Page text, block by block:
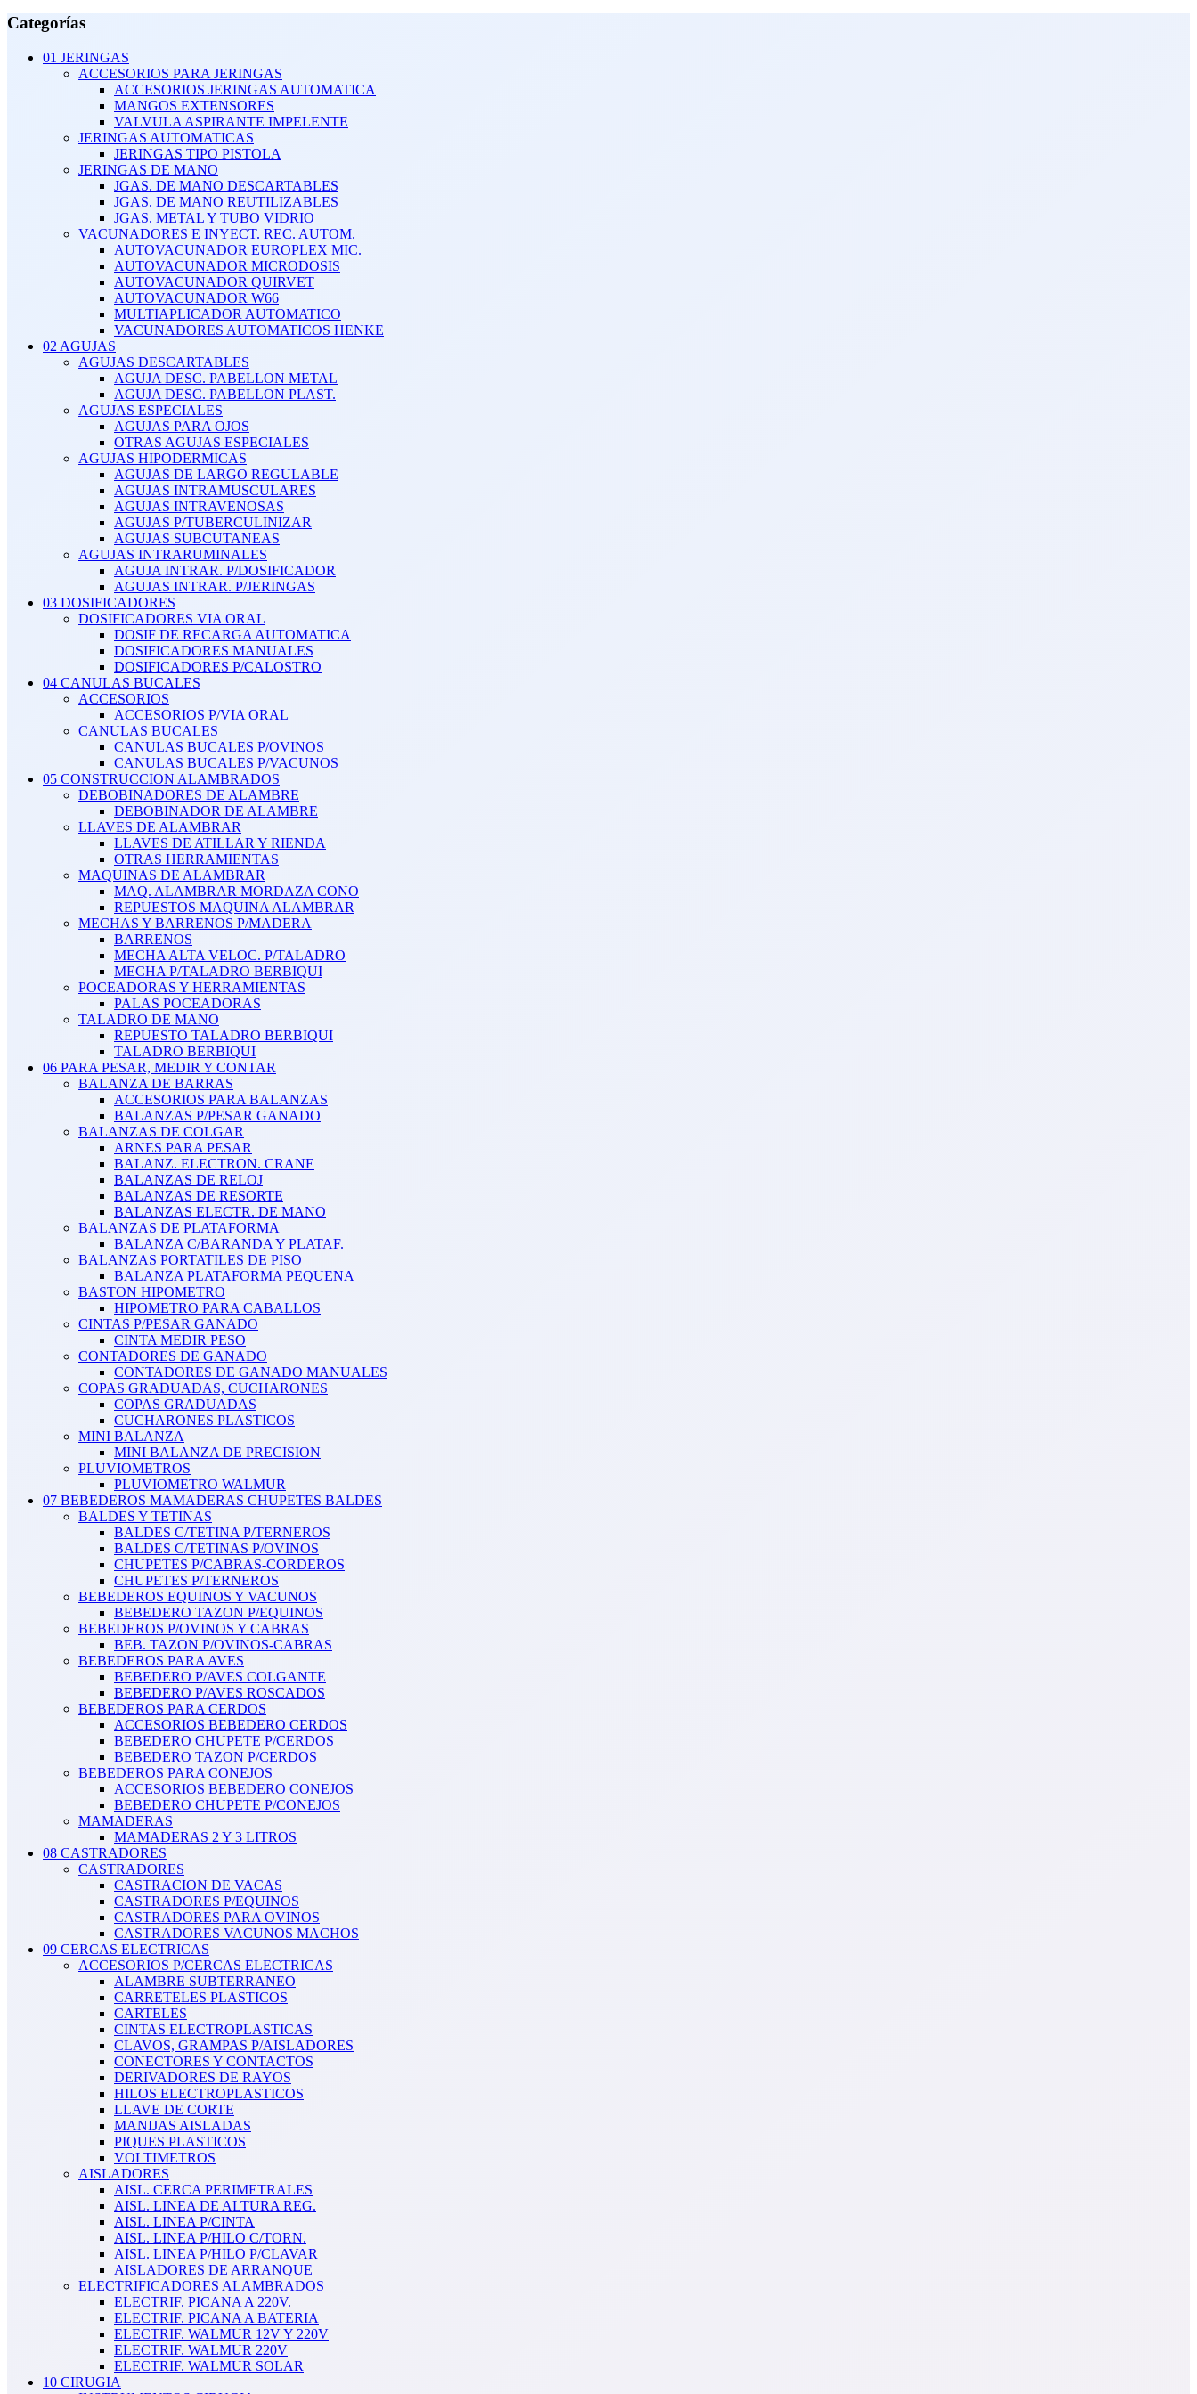
Categorías
01 JERINGAS
ACCESORIOS PARA JERINGAS
ACCESORIOS JERINGAS AUTOMATICA
MANGOS EXTENSORES
VALVULA ASPIRANTE IMPELENTE
JERINGAS AUTOMATICAS
JERINGAS TIPO PISTOLA
JERINGAS DE MANO
JGAS. DE MANO DESCARTABLES
JGAS. DE MANO REUTILIZABLES
JGAS. METAL Y TUBO VIDRIO
VACUNADORES E INYECT. REC. AUTOM.
AUTOVACUNADOR EUROPLEX MIC.
AUTOVACUNADOR MICRODOSIS
AUTOVACUNADOR QUIRVET
AUTOVACUNADOR W66
MULTIAPLICADOR AUTOMATICO
VACUNADORES AUTOMATICOS HENKE
02 AGUJAS
AGUJAS DESCARTABLES
AGUJA DESC. PABELLON METAL
AGUJA DESC. PABELLON PLAST.
AGUJAS ESPECIALES
AGUJAS PARA OJOS
OTRAS AGUJAS ESPECIALES
AGUJAS HIPODERMICAS
AGUJAS DE LARGO REGULABLE
AGUJAS INTRAMUSCULARES
AGUJAS INTRAVENOSAS
AGUJAS P/TUBERCULINIZAR
AGUJAS SUBCUTANEAS
AGUJAS INTRARUMINALES
AGUJA INTRAR. P/DOSIFICADOR
AGUJAS INTRAR. P/JERINGAS
03 DOSIFICADORES
DOSIFICADORES VIA ORAL
DOSIF DE RECARGA AUTOMATICA
DOSIFICADORES MANUALES
DOSIFICADORES P/CALOSTRO
04 CANULAS BUCALES
ACCESORIOS
ACCESORIOS P/VIA ORAL
CANULAS BUCALES
CANULAS BUCALES P/OVINOS
CANULAS BUCALES P/VACUNOS
05 CONSTRUCCION ALAMBRADOS
DEBOBINADORES DE ALAMBRE
DEBOBINADOR DE ALAMBRE
LLAVES DE ALAMBRAR
LLAVES DE ATILLAR Y RIENDA
OTRAS HERRAMIENTAS
MAQUINAS DE ALAMBRAR
MAQ. ALAMBRAR MORDAZA CONO
REPUESTOS MAQUINA ALAMBRAR
MECHAS Y BARRENOS P/MADERA
BARRENOS
MECHA ALTA VELOC. P/TALADRO
MECHA P/TALADRO BERBIQUI
POCEADORAS Y HERRAMIENTAS
PALAS POCEADORAS
TALADRO DE MANO
REPUESTO TALADRO BERBIQUI
TALADRO BERBIQUI
06 PARA PESAR, MEDIR Y CONTAR
BALANZA DE BARRAS
ACCESORIOS PARA BALANZAS
BALANZAS P/PESAR GANADO
BALANZAS DE COLGAR
ARNES PARA PESAR
BALANZ. ELECTRON. CRANE
BALANZAS DE RELOJ
BALANZAS DE RESORTE
BALANZAS ELECTR. DE MANO
BALANZAS DE PLATAFORMA
BALANZA C/BARANDA Y PLATAF.
BALANZAS PORTATILES DE PISO
BALANZA PLATAFORMA PEQUENA
BASTON HIPOMETRO
HIPOMETRO PARA CABALLOS
CINTAS P/PESAR GANADO
CINTA MEDIR PESO
CONTADORES DE GANADO
CONTADORES DE GANADO MANUALES
COPAS GRADUADAS, CUCHARONES
COPAS GRADUADAS
CUCHARONES PLASTICOS
MINI BALANZA
MINI BALANZA DE PRECISION
PLUVIOMETROS
PLUVIOMETRO WALMUR
07 BEBEDEROS MAMADERAS CHUPETES BALDES
BALDES Y TETINAS
BALDES C/TETINA P/TERNEROS
BALDES C/TETINAS P/OVINOS
CHUPETES P/CABRAS-CORDEROS
CHUPETES P/TERNEROS
BEBEDEROS EQUINOS Y VACUNOS
BEBEDERO TAZON P/EQUINOS
BEBEDEROS P/OVINOS Y CABRAS
BEB. TAZON P/OVINOS-CABRAS
BEBEDEROS PARA AVES
BEBEDERO P/AVES COLGANTE
BEBEDERO P/AVES ROSCADOS
BEBEDEROS PARA CERDOS
ACCESORIOS BEBEDERO CERDOS
BEBEDERO CHUPETE P/CERDOS
BEBEDERO TAZON P/CERDOS
BEBEDEROS PARA CONEJOS
ACCESORIOS BEBEDERO CONEJOS
BEBEDERO CHUPETE P/CONEJOS
MAMADERAS
MAMADERAS 2 Y 3 LITROS
08 CASTRADORES
CASTRADORES
CASTRACION DE VACAS
CASTRADORES P/EQUINOS
CASTRADORES PARA OVINOS
CASTRADORES VACUNOS MACHOS
09 CERCAS ELECTRICAS
ACCESORIOS P/CERCAS ELECTRICAS
ALAMBRE SUBTERRANEO
CARRETELES PLASTICOS
CARTELES
CINTAS ELECTROPLASTICAS
CLAVOS, GRAMPAS P/AISLADORES
CONECTORES Y CONTACTOS
DERIVADORES DE RAYOS
HILOS ELECTROPLASTICOS
LLAVE DE CORTE
MANIJAS AISLADAS
PIQUES PLASTICOS
VOLTIMETROS
AISLADORES
AISL. CERCA PERIMETRALES
AISL. LINEA DE ALTURA REG.
AISL. LINEA P/CINTA
AISL. LINEA P/HILO C/TORN.
AISL. LINEA P/HILO P/CLAVAR
AISLADORES DE ARRANQUE
ELECTRIFICADORES ALAMBRADOS
ELECTRIF. PICANA A 220V.
ELECTRIF. PICANA A BATERIA
ELECTRIF. WALMUR 12V Y 220V
ELECTRIF. WALMUR 220V
ELECTRIF. WALMUR SOLAR
10 CIRUGIA